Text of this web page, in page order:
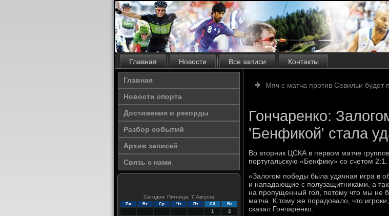
Главная Новости Все записи Контакты
Главная
Новости спорта
Достижения и рекорды
Разбор событий
Архив записей
Связь с нами
Сегодня: Пятница, 7 Августа
Пн Вт Ср Чт Пт Сб Вс
1
2
Мяч с матча против Севильи
Гончаренко:
'Бенфикой' стала
Во вторник ЦСКА в первом матче
португальскую «Бенфику» со счетом 2:1.
«Залогом победы была удачная игра в
и нападающие с полузащитниками, а
на пропущенный гол, потому что мы не
матча. К тому же порадовало, что
сказал Гончаренко.